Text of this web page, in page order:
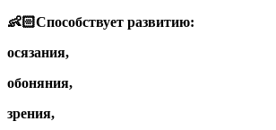
👶🏻Способствует развитию:
осязания,
обоняния,
зрения,